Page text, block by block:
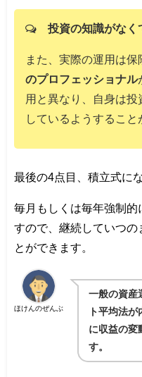
投資の知識がなく
また、実際の運用は
のプロフェッショナル
用と異なり、自身は
しているようすること
最後の4点目、積立式に
毎月もしくは毎年強制的
すので、継続していつの
とができます。
ほけんのぜんぶ
一般の資産
ト平均法
に収益の変
す。